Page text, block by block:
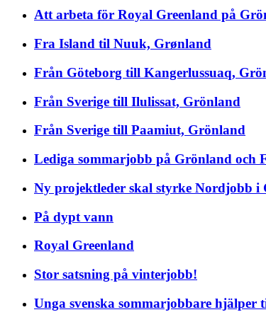
Att arbeta för Royal Greenland på
Fra Island til Nuuk, Grønland
Från Göteborg till Kangerlussuaq,
Från Sverige till Ilulissat, Grönland
Från Sverige till Paamiut, Grönland
Lediga sommarjobb på Grönland och
Ny projektleder skal styrke Nordjobb i
På dypt vann
Royal Greenland
Stor satsning på vinterjobb!
Unga svenska sommarjobbare